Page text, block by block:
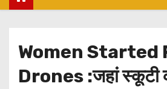
Women Started
Drones :जहां स्कूटी